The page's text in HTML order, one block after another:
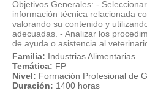
Objetivos Generales: -
información técnica relacionada
valorando su contenido y
adecuadas. - Analizar los
de ayuda o asistencia al
Familia: Industrias Alimentarias
Temática: FP
Nivel: Formación Profesional de
Duración: 1400 horas